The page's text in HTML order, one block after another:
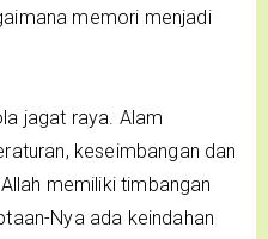
memori menjadi
jagat raya. Alam
keseimbangan dan
memiliki timbangan
Nya ada keindahan